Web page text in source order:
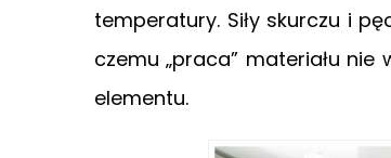
temperatury. Siły skurczu i
czemu „praca” materiału
elementu.